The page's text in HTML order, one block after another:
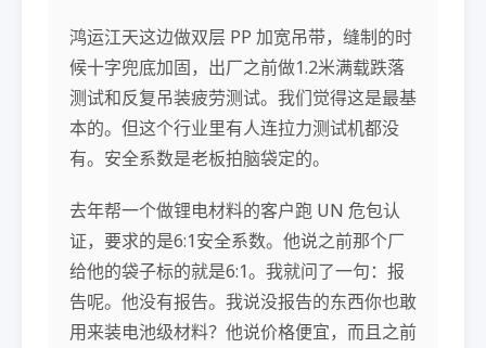
鸿运江天这边做双层 PP 加宽吊带，缝制的时
候十字兜底加固，出厂之前做1.2米满载跌落
测试和反复吊装疲劳测试。我们觉得这是最基
本的。但这个行业里有人连拉力测试机都没
有。安全系数是老板拍脑袋定的。
去年帮一个做锂电材料的客户跑 UN 危包认
证，要求的是6:1安全系数。他说之前那个厂
给他的袋子标的就是6:1。我就问了一句：报
告呢。他没有报告。我说没报告的东西你也敢
用来装电池级材料？他说价格便宜，而且之前